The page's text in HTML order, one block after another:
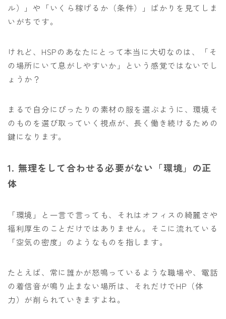
ル）」や「いくら稼げるか（条件）」ばかりを見てしま
いがちです。
けれど、HSPのあなたにとって本当に大切なのは、「そ
の場所にいて息がしやすいか」という感覚ではないでし
ょうか？
まるで自分にぴったりの素材の服を選ぶように、環境そ
のものを選び取っていく視点が、長く働き続けるための
鍵になります。
1. 無理をして合わせる必要がない「環境」の正
体
「環境」と一言で言っても、それはオフィスの綺麗さや
福利厚生のことだけではありません。そこに流れている
「空気の密度」のようなものを指します。
たとえば、常に誰かが怒鳴っているような職場や、電話
の着信音が鳴り止まない場所は、それだけでHP（体
力）が削られていきますよね。